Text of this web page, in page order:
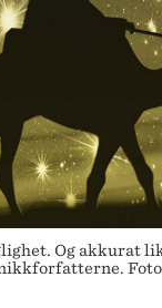
Og akkurat